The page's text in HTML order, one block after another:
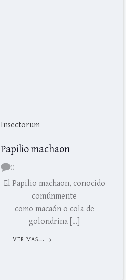
Insectorum
Papilio machaon
0
El Papilio machaon, conocido
comúnmente
como macaón o cola de
golondrina […]
VER MAS...